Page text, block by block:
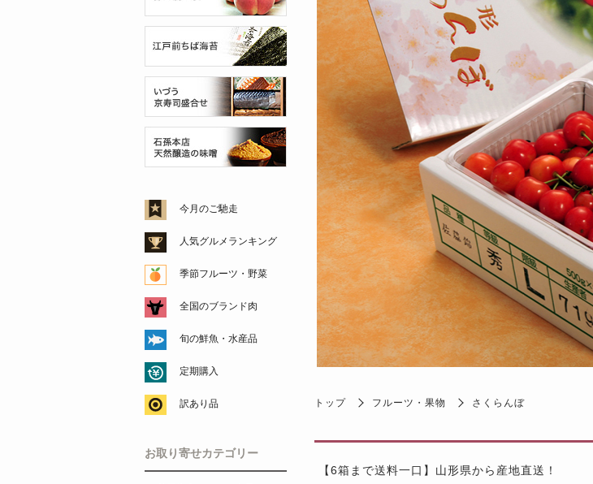
トップ フルーツ・果物 さくらんぼ
【6箱まで送料一口】山形県から産地直送！
今月のご馳走
人気グルメランキング
季節フルーツ・野菜
全国のブランド肉
旬の鮮魚・水産品
定期購入
訳あり品
お取り寄せカテゴリー